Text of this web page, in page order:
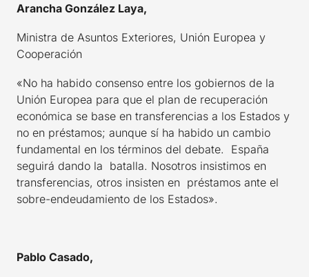
Arancha González Laya,
Ministra de Asuntos Exteriores, Unión Europea y
Cooperación
«No ha habido consenso entre los gobiernos de la
Unión Europea para que el plan de recuperación
económica se base en transferencias a los Estados y
no en préstamos; aunque sí ha habido un cambio
fundamental en los términos del debate. España
seguirá dando la batalla. Nosotros insistimos en
transferencias, otros insisten en préstamos ante el
sobre-endeudamiento de los Estados».
Pablo Casado,